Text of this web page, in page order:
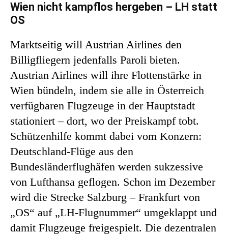
Wien nicht kampflos hergeben – LH statt
OS
Marktseitig will Austrian Airlines den
Billigfliegern jedenfalls Paroli bieten.
Austrian Airlines will ihre Flottenstärke in
Wien bündeln, indem sie alle in Österreich
verfügbaren Flugzeuge in der Hauptstadt
stationiert – dort, wo der Preiskampf tobt.
Schützenhilfe kommt dabei vom Konzern:
Deutschland-Flüge aus den
Bundesländerflughäfen werden sukzessive
von Lufthansa geflogen. Schon im Dezember
wird die Strecke Salzburg – Frankfurt von
„OS“ auf „LH-Flugnummer“ umgeklappt und
damit Flugzeuge freigespielt. Die dezentralen